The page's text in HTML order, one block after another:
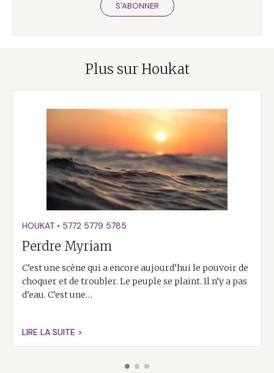
S'ABONNER
Plus sur Houkat
HOUKAT • 5772 5779 5785
Perdre Myriam
C’est une scène qui a encore aujourd’hui le pouvoir de
choquer et de troubler. Le peuple se plaint. Il n’y a pas
d’eau. C’est une…
LIRE LA SUITE >